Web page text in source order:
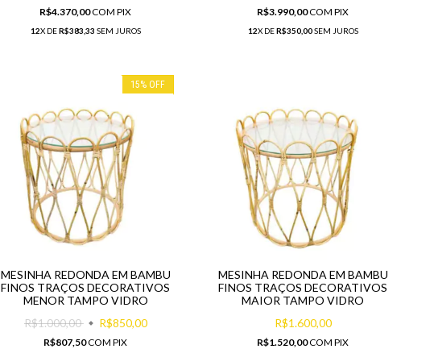
R$4.370,00COM PIX
12X DER$383,33 SEM JUROS
R$3.990,00COM PIX
12X DER$350,00SEM JUROS
15%OFF
MESINHA REDONDA EM BAMBU
FINOS TRAÇOS DECORATIVOS
MENOR TAMPO VIDRO
R$1.000,00
R$850,00
R$807,50COM PIX
MESINHA REDONDA EM BAMBU
FINOS TRAÇOS DECORATIVOS
MAIOR TAMPO VIDRO
R$1.600,00
R$1.520,00COM PIX